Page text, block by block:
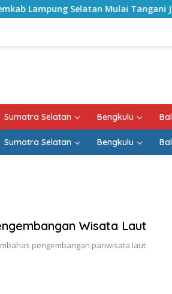
Selatan Mulai Tangani Jalan RA
Sumatra Selatan Bengkulu
Sumatra Selatan Bengkulu
Wisata Laut
pengembangan pariwisata laut